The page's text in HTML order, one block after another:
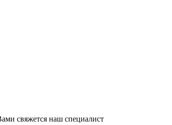
свяжется наш специалист